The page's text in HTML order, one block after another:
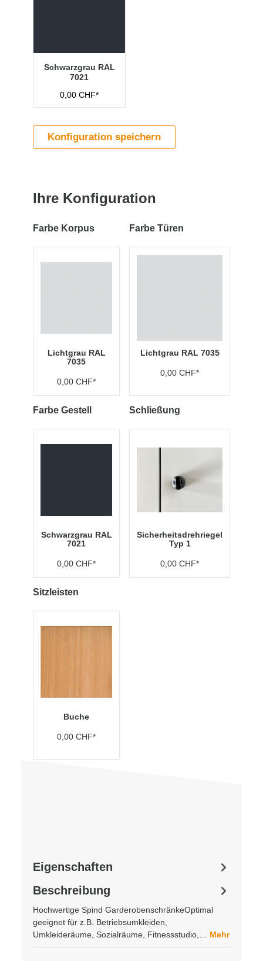
Schwarzgrau RAL
7021
0,00 CHF*
Konfiguration speichern
Ihre Konfiguration
Farbe Korpus
Lichtgrau RAL
7035
0,00 CHF*
Farbe Türen
Lichtgrau RAL 7035
0,00 CHF*
Farbe Gestell
Schwarzgrau RAL
7021
0,00 CHF*
Schließung
Sicherheitsdrehriegel
Typ 1
0,00 CHF*
Sitzleisten
Buche
0,00 CHF*
Beschreibung
Hochwertige Spind GarderobenschränkeOptimal
geeignet für z.B. Betriebsumkleiden,
Umkleideräume, Sozialräume, Fitnessstudio,… Mehr
Eigenschaften